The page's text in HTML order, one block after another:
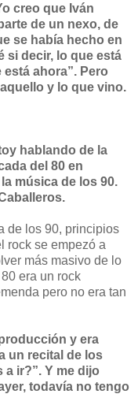
creo que Iván
de un nexo, de
se había hecho en
si decir, lo que está
ahora”. Pero
y lo que vino.
hablando de la
del 80 en
música de los 90.
de los 90, principios
rock se empezó a
más masivo de lo
era un rock
pero no era tan
y era
un recital de los
a ir?”. Y me dijo
todavía no tengo